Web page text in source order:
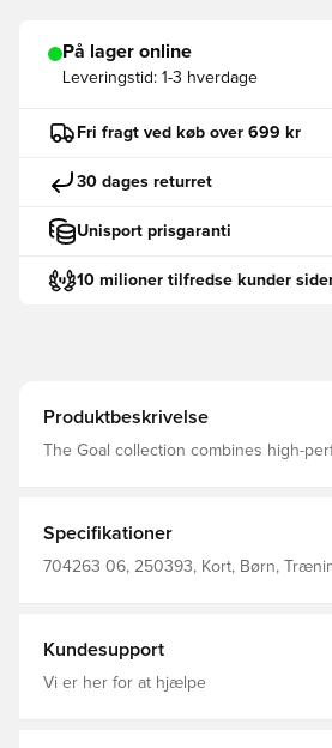
På lager online
Leveringstid: 1-3 hverdage
Fri fragt ved køb over 699 kr
30 dages returret
Unisport prisgaranti
10 milioner tilfredse kunder
Produktbeskrivelse
The Goal collection combines high-
Specifikationer
704263 06, 250393, Kort, Børn,
Kundesupport
Vi er her for at hjælpe